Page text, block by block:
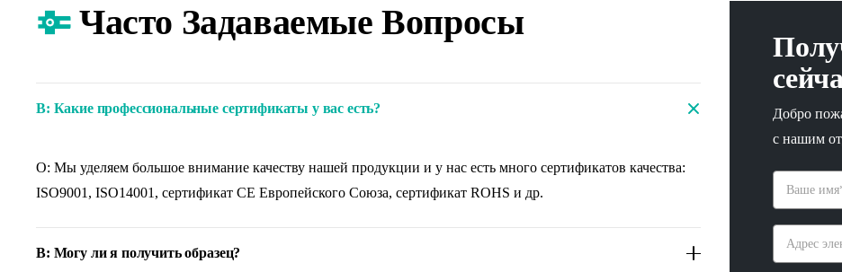
Часто Задаваемые Вопросы
В: Какие профессиональные сертификаты у вас есть?
О: Мы уделяем большое внимание качеству нашей продукции и у нас есть много сертификатов качества:
ISO9001, ISO14001, сертификат CE Европейского Союза, сертификат ROHS и др.
В: Могу ли я получить образец?
Добро
с нашим